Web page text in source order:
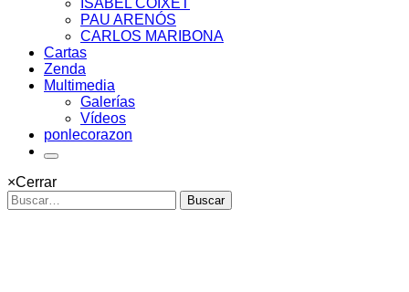
ISABEL COIXET
PAU ARENÓS
CARLOS MARIBONA
Cartas
Zenda
Multimedia
Galerías
Vídeos
ponlecorazon
×Cerrar
Buscar